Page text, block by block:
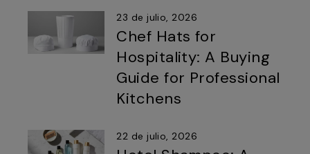
23 de julio, 2026
Chef Hats for
Hospitality: A Buying
Guide for Professional
Kitchens
22 de julio, 2026